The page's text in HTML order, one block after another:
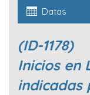
Datas
(ID-1178)
Inicios en
indicadas